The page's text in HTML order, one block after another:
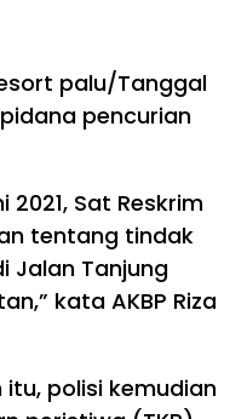
palu/Tanggal
pencurian
Sat Reskrim
tentang tindak
Jalan Tanjung
kata AKBP Riza
polisi kemudian